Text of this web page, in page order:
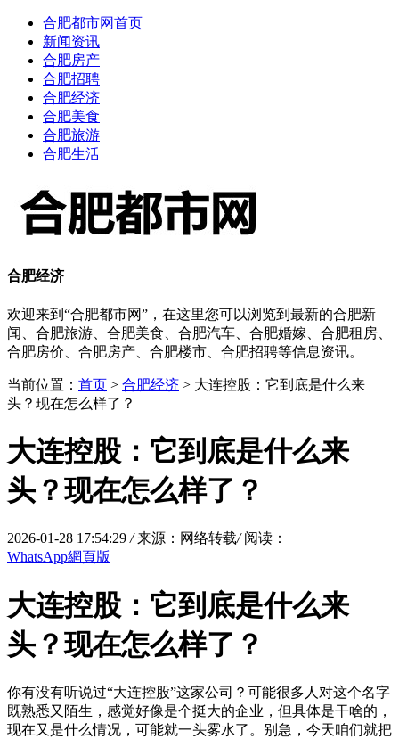
合肥都市网首页
新闻资讯
合肥房产
合肥招聘
合肥经济
合肥美食
合肥旅游
合肥生活
合肥经济
欢迎来到“合肥都市网”，在这里您可以浏览到最新的合肥新
闻、合肥旅游、合肥美食、合肥汽车、合肥婚嫁、合肥租房、
合肥房价、合肥房产、合肥楼市、合肥招聘等信息资讯。
当前位置： 首页 > 合肥经济 > 大连控股：它到底是什么来
头？现在怎么样了？
大连控股：它到底是什么来
头？现在怎么样了？
2026-01-28 17:54:29/ 来源：网络转载/ 阅读：
WhatsApp網頁版
大连控股：它到底是什么来
头？现在怎么样了？
你有没有听说过“大连控股”这家公司？可能很多人对这个名字
既熟悉又陌生，感觉好像是个挺大的企业，但具体是干啥的，
现在又是什么情况，可能就一头雾水了。别急，今天咱们就把